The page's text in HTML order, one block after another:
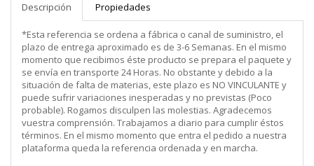
Descripción Propiedades
*Esta referencia se ordena a fábrica o canal de suministro, el
plazo de entrega aproximado es de 3-6 Semanas. En el mismo
momento que recibimos éste producto se prepara el paquete y
se envía en transporte 24 Horas. No obstante y debido a la
situación de falta de materias, este plazo es NO VINCULANTE y
puede sufrir variaciones inesperadas y no previstas (Poco
probable). Rogamos disculpen las molestias. Agradecemos
vuestra comprensión. Trabajamos a diario para cumplir éstos
términos. En el mismo momento que entra el pedido a nuestra
plataforma queda la referencia ordenada y en marcha.